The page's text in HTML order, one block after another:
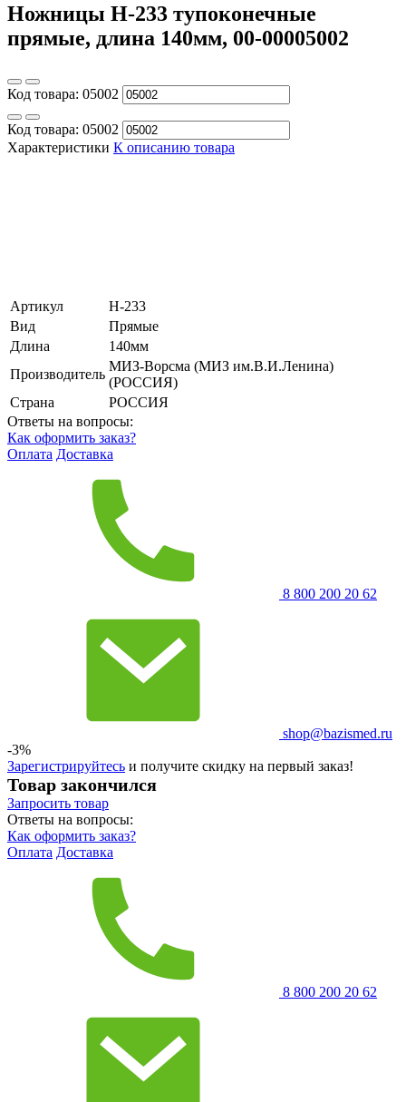
Ножницы Н-233 тупоконечные
прямые, длина 140мм, 00-00005002
Код товара: 05002
Код товара: 05002
Характеристики К описанию товара
Артикул
Н-233
Вид
Прямые
Длина
140мм
Производитель
МИЗ-Ворсма (МИЗ им.В.И.Ленина)
(РОССИЯ)
Страна
РОССИЯ
Ответы на вопросы:
Как оформить заказ?
Оплата Доставка
8 800 200 20 62
shop@bazismed.ru
-3%
Зарегистрируйтесь и получите скидку на первый заказ!
Товар закончился
Запросить товар
Ответы на вопросы:
Как оформить заказ?
Оплата Доставка
8 800 200 20 62